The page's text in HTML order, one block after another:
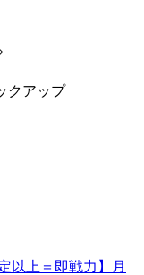
クアップ
以上＝即戦力】月